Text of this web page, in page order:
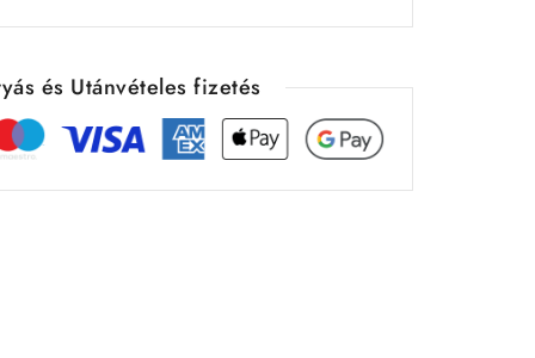
és Utánvételes fizetés